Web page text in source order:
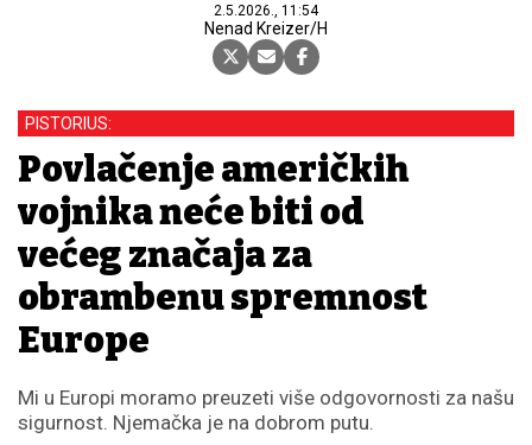
2.5.2026., 11:54
Nenad Kreizer/H
PISTORIUS:
Povlačenje američkih
vojnika neće biti od
većeg značaja za
obrambenu spremnost
Europe
Mi u Europi moramo preuzeti više odgovornosti za našu
sigurnost. Njemačka je na dobrom putu.